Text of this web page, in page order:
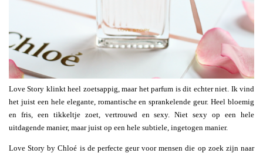
Love Story klinkt heel zoetsappig, maar het parfum is dit echter niet. Ik vind
het juist een hele elegante, romantische en sprankelende geur. Heel bloemig
en fris, een tikkeltje zoet, vertrouwd en sexy. Niet sexy op een hele
uitdagende manier, maar juist op een hele subtiele, ingetogen manier.
Love Story by Chloé is de perfecte geur voor mensen die op zoek zijn naar